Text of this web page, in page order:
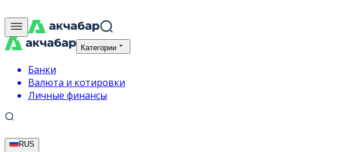
Категории
Банки
Валюта и котировки
Личные финансы
RUS